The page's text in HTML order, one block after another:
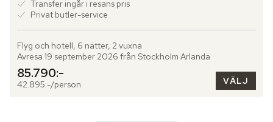
Transfer ingår i resans pris
Privat butler-service
Flyg och hotell, 6 nätter, 2 vuxna
Avresa 19 september 2026 från Stockholm Arlanda
85.790:-
42.895:-/person VÄLJ